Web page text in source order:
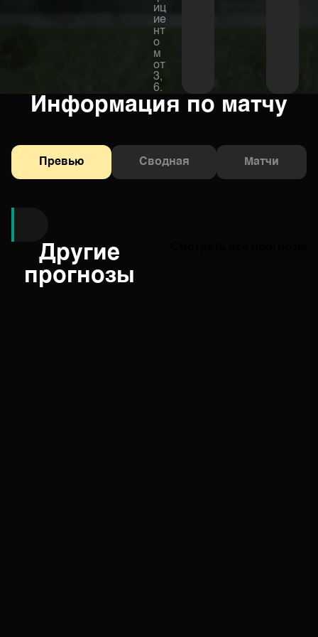
иц
ие
нт
о
м
от
3,
6.
Информация по матчу
Превью Сводная Матчи
Другие
прогнозы